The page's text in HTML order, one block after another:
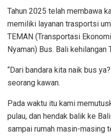
Tahun 2025 telah membawa
memiliki layanan trasportsi
TEMAN (Transportasi
Nyaman) Bus. Bali kehilangan
“Dari bandara kita naik bus
seorang kawan.
Pada waktu itu kami
pulau, dan hendak balik ke
sampai rumah masin-masing